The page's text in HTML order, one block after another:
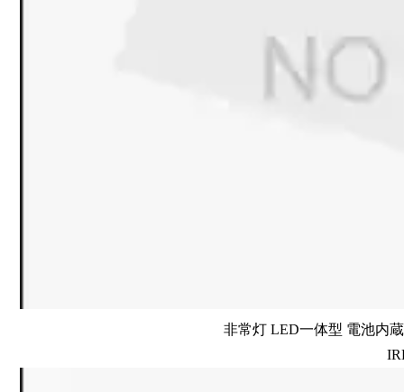
非常灯 LED一体型 電池内